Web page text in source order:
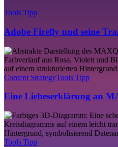
Firefly
seine
Trainingsdaten
Tools Tipp
Adobe Firefly und seine
Eine
Liebeserklärung
an
MAXQDA
Assist
Content StrategyTools Tipp
Eine Liebeserklärung an
JASP
und
ChatGPT:
Ein
Tools Tipp